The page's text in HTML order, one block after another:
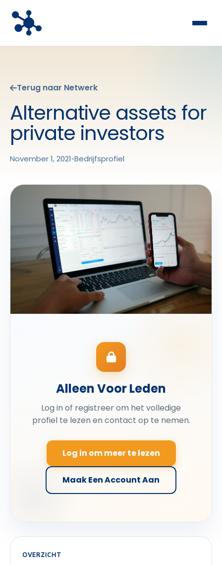
Terug naar Netwerk
Alternative assets for
private investors
November 1, 2021•Bedrijfsprofiel
Alleen Voor Leden
Log in of registreer om het volledige
profiel te lezen en contact op te nemen.
Log in om meer te lezen
Maak Een Account Aan
OVERZICHT